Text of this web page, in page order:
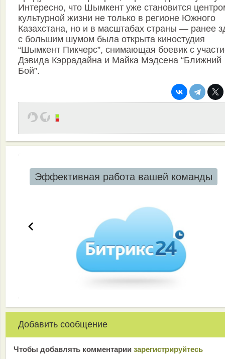
Интересно, что Шымкент уже становится
культурной жизни не только в регионе Южного
Казахстана, но и в масштабах страны — ранее
с большим шумом была открыта киностудия
“Шымкент Пикчерс”, снимающая боевик с
Дэвида Кэррадайна и Майка Мэдсена “Ближний
Бой”.
Эффективная работа вашей команды
Добавить сообщение
Чтобы добавлять комментарии зарeгиcтрирyйтeсь